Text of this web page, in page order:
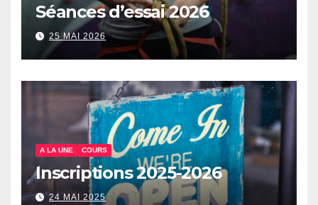
Séances d’essai 2026
25 MAI 2026
A LA UNE COURS
Inscriptions 2025-2026
24 MAI 2025